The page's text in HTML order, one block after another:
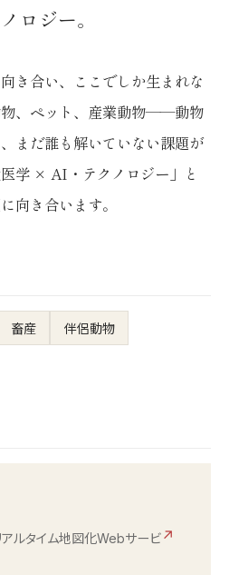
ロジー。
き合い、ここでしか生まれな
物、ペット、産業動物——動物
まだ誰も解いていない課題が
学 × AI・テクノロジー」と
向き合います。
畜産 伴侶動物
ルタイム地図化Webサービ↗